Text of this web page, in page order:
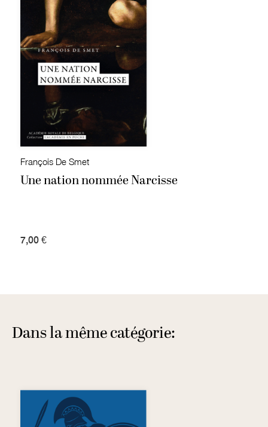
François De Smet
Une nation nommée Narcisse
7,00 €
Dans la même catégorie: